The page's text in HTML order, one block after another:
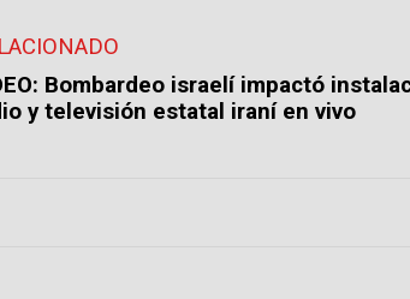
Bombardeo israelí impactó
y televisión estatal iraní en vivo